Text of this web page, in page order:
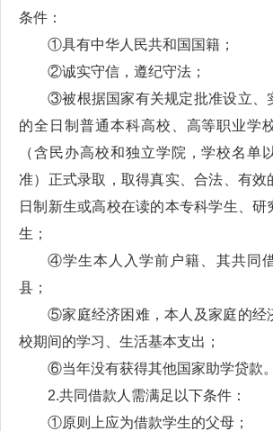
条件：
①具有中华人民共和国国籍；
②诚实守信，遵纪守法；
③被根据国家有关规定批准设立、
的全日制普通本科高校、高等职业学
（含民办高校和独立学院，学校名单
准）正式录取，取得真实、合法、有效
日制新生或高校在读的本专科学生、研
生；
④学生本人入学前户籍、其共同
县；
⑤家庭经济困难，本人及家庭的经
校期间的学习、生活基本支出；
⑥当年没有获得其他国家助学贷款。
2.共同借款人需满足以下条件：
①原则上应为借款学生的父母；